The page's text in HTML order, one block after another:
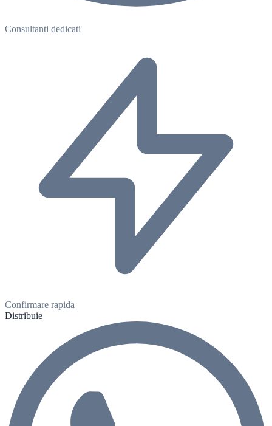
Consultanti dedicati
Confirmare rapida
Distribuie